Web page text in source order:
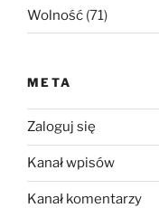
Wolność (71)
META
Zaloguj się
Kanał wpisów
Kanał komentarzy